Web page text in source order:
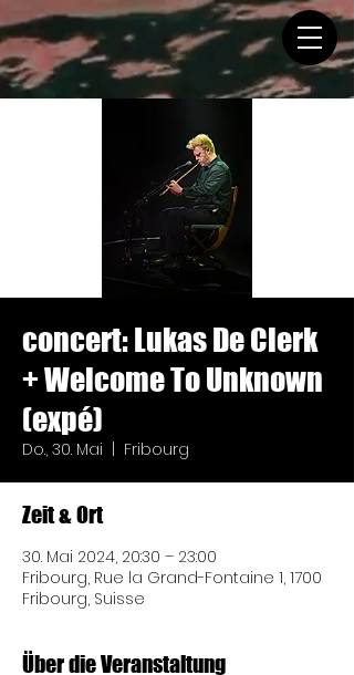
concert: Lukas De Clerk
+ Welcome To Unknown
(expé)
Do., 30. Mai Fribourg
Zeit & Ort
30. Mai 2024, 20:30 – 23:00
Fribourg, Rue la Grand-Fontaine 1, 1700
Fribourg, Suisse
Über die Veranstaltung